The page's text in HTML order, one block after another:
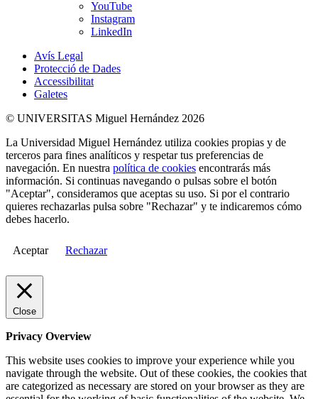
YouTube
Instagram
LinkedIn
Avís Legal
Protecció de Dades
Accessibilitat
Galetes
© UNIVERSITAS Miguel Hernández 2026
La Universidad Miguel Hernández utiliza cookies propias y de
terceros para fines analíticos y respetar tus preferencias de
navegación. En nuestra política de cookies encontrarás más
información. Si continuas navegando o pulsas sobre el botón
"Aceptar", consideramos que aceptas su uso. Si por el contrario
quieres rechazarlas pulsa sobre "Rechazar" y te indicaremos cómo
debes hacerlo.
Aceptar Rechazar
Close
Privacy Overview
This website uses cookies to improve your experience while you
navigate through the website. Out of these cookies, the cookies that
are categorized as necessary are stored on your browser as they are